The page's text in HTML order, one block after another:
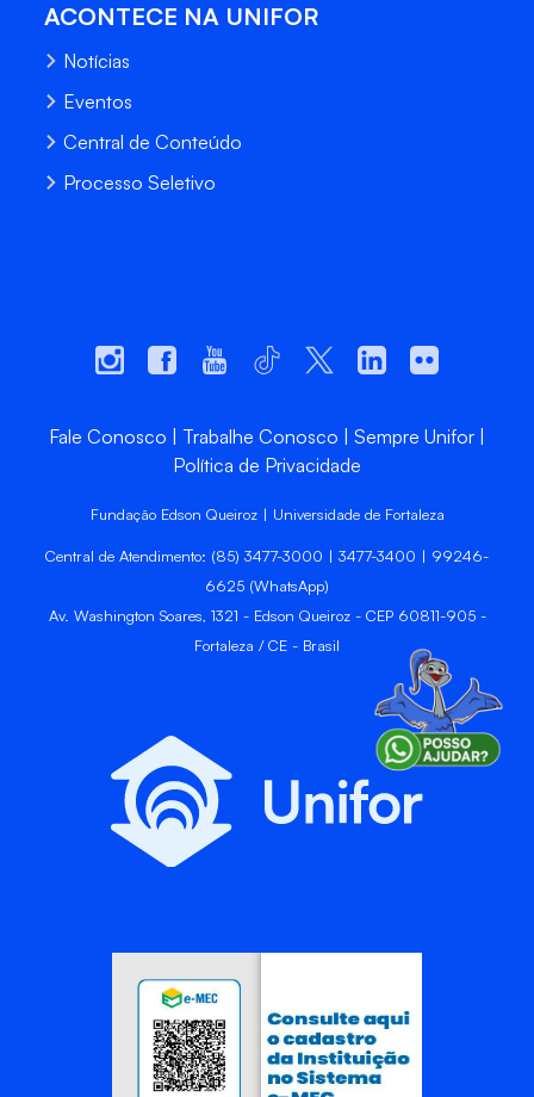
ACONTECE NA UNIFOR
Notícias
Eventos
Central de Conteúdo
Processo Seletivo
Fale Conosco Trabalhe Conosco
Sempre Unifor
Política de Privacidade
Fundação Edson Queiroz | Universidade de Fortaleza
Central de Atendimento: (85) 3477-3000 | 3477-3400 | 99246-
6625 (WhatsApp)
Av. Washington Soares, 1321 - Edson Queiroz - CEP 60811-905 -
Fortaleza / CE - Brasil